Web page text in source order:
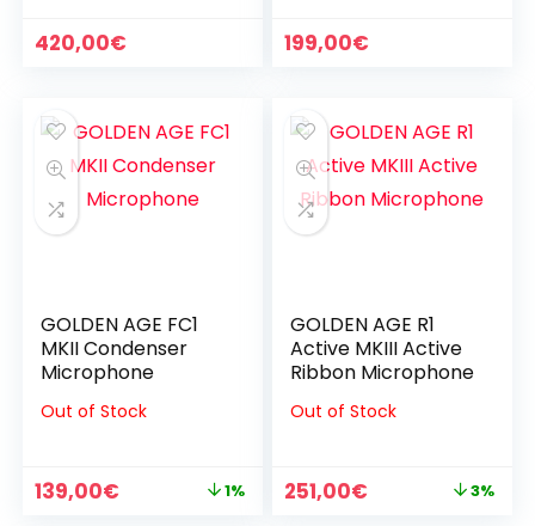
420,00€ 199,00€
GOLDEN AGE FC1
MKII Condenser
Microphone
Out of Stock
Il
139,00€ 1%
GOLDEN AGE R1
Active MKIII Active
Ribbon Microphone
Out of Stock
Il
251,00€ 3%